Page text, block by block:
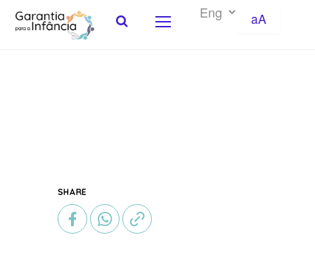
aA
SHARE